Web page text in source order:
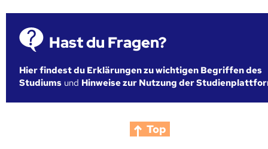
Hast du Fragen?
Hier findest du Erklärungen zu wichtigen Begriffen des
Studiums und Hinweise zur Nutzung der
Top